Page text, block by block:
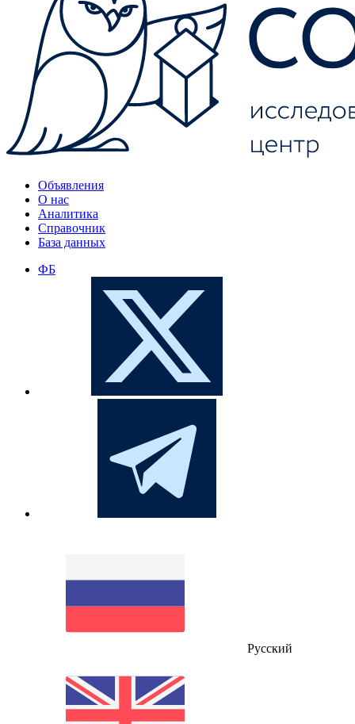
Объявления
О нас
Аналитика
Справочник
База данных
ФБ
Русский